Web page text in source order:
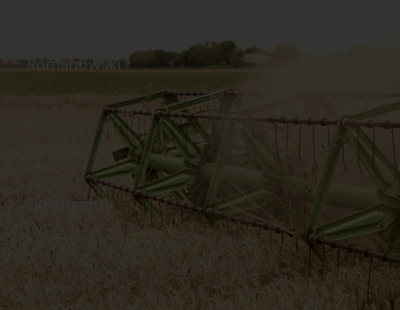
Dokumenty
Regulamin
Polityka prywatności
Reklamacje i zwroty
Dostawy
Płatności
Romanowski
Sklep internetowy
Praca
Ubezpieczenia